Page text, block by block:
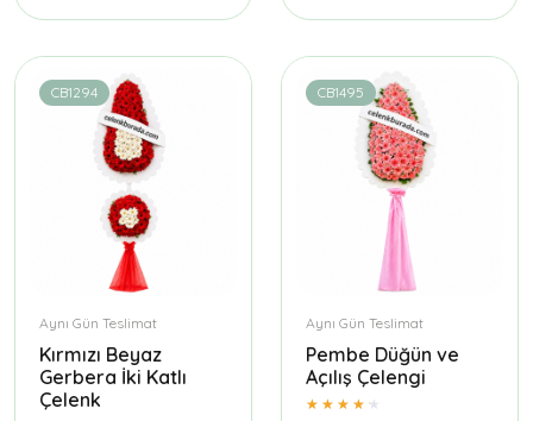
CB1294
Aynı Gün Teslimat
Kırmızı Beyaz
Gerbera İki Katlı
Çelenk
CB1495
Aynı Gün Teslimat
Pembe Düğün ve
Açılış Çelengi